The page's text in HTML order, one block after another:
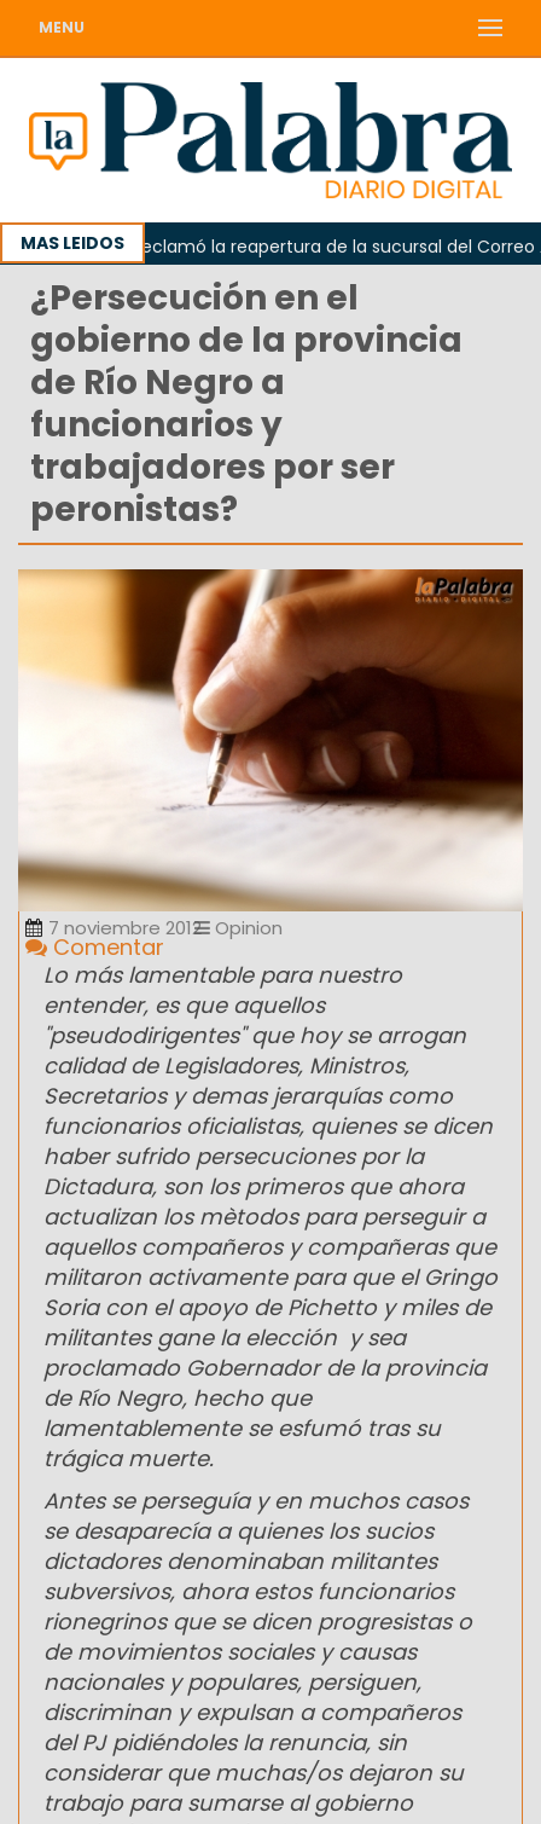
MENU
MAS LEIDOS
Odarda reclamó la reapertura de la sucursal del Correo
¿Persecución en el
gobierno de la provincia
de Río Negro a
funcionarios y
trabajadores por ser
peronistas?
7 noviembre 2012 Opinion
Comentar
Lo más lamentable para nuestro
entender, es que aquellos
"pseudodirigentes" que hoy se arrogan
calidad de Legisladores, Ministros,
Secretarios y demas jerarquías como
funcionarios oficialistas, quienes se dicen
haber sufrido persecuciones por la
Dictadura, son los primeros que ahora
actualizan los mètodos para perseguir a
aquellos compañeros y compañeras que
militaron activamente para que el Gringo
Soria con el apoyo de Pichetto y miles de
militantes gane la elección y sea
proclamado Gobernador de la provincia
de Río Negro, hecho que
lamentablemente se esfumó tras su
trágica muerte.
Antes se perseguía y en muchos casos
se desaparecía a quienes los sucios
dictadores denominaban militantes
subversivos, ahora estos funcionarios
rionegrinos que se dicen progresistas o
de movimientos sociales y causas
nacionales y populares, persiguen,
discriminan y expulsan a compañeros
del PJ pidiéndoles la renuncia, sin
considerar que muchas/os dejaron su
trabajo para sumarse al gobierno